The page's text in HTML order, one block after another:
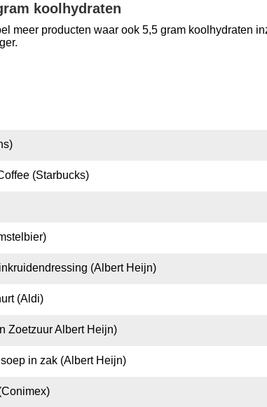
koolhydraten
meer producten waar ook 5,5 gram koolhydraten
(Starbucks)
(Albert Heijn)
(Aldi)
Zoetzuur Albert Heijn)
in zak (Albert Heijn)